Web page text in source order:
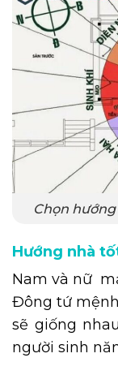
Chọn
Hướng nhà
Nam và nữ
Đông tứ
sẽ giống
người sinh